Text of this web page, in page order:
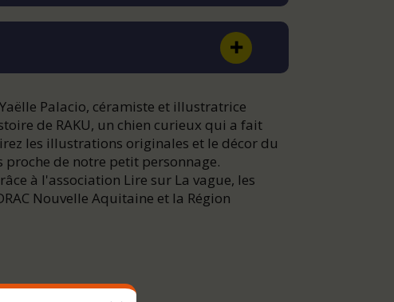
Palacio, céramiste et illustratrice
de RAKU, un chien curieux qui a fait
les illustrations originales et le décor du
de notre petit personnage.
à l'association Lire sur La vague, les
Nouvelle Aquitaine et la Région